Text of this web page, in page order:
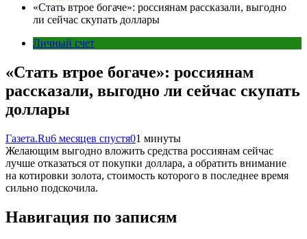
«Стать втрое богаче»: россиянам рассказали, выгодно
ли сейчас скупать доллары
Личный счет
«Стать втрое богаче»: россиянам
рассказали, выгодно ли сейчас скупать
доллары
Газета.Ru6 месяцев спустя01 минуты
Желающим выгодно вложить средства россиянам сейчас
лучше отказаться от покупки доллара, а обратить внимание
на котировки золота, стоимость которого в последнее время
сильно подскочила.
Навигация по записям